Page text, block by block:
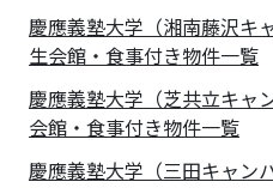
慶應義塾大学（湘南藤沢キ
生会館・食事付き物件一覧
慶應義塾大学（芝共立キャ
会館・食事付き物件一覧
慶應義塾大学（三田キャン